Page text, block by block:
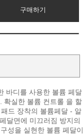
구매하기
바디를 사용한 볼륨 페달
확실한 볼륨 컨트롤 을 할
드 장착의 볼륨페달 - 알
달면에 미끄러짐 방지의
성을 실현한 볼륨 페달이